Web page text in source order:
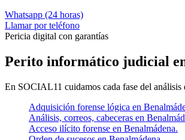
Whatsapp (24 horas)
Llamar por teléfono
Pericia digital con garantías
Perito informático judicial
En SOCIAL11 cuidamos cada fase del
Adquisición forense lógica en
Análisis, correos, cabeceras en
Acceso ilícito forense en Benalmádena.